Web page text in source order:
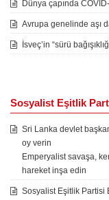
Dünya çapında
Avrupa genelinde aşı
İsveç’in “sürü
Sosyalist Eşitlik
Sri Lanka devlet
oy verin
Emperyalist savaşa,
hareket inşa edin
Sosyalist Eşitlik Partisi